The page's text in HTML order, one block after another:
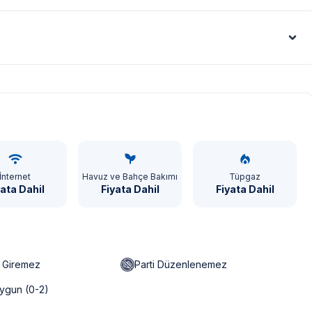
bölge şartları sebebiyle yamaç üzerine kurulmuştur.
İnternet
Dahil
Havuz ve Bahçe Bakımı
Fiyata Dahil
Tüpgaz
Fiyata Dahil
Parti Düzenlenemez
(0-2)